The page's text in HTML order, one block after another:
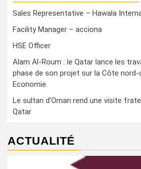
Sales Representative – Hawala
Facility Manager – acciona
HSE Officer
Alam Al-Roum : le Qatar lance les
phase de son projet sur la Côte nord-
Economie
Le sultan d’Oman rend une visite
Qatar
ACTUALITÉ